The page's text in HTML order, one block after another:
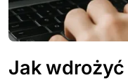
Jak